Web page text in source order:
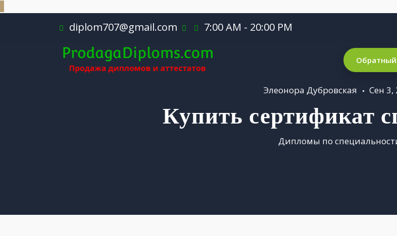
diplom707@gmail.com 7:00 AM - 20:00 PM
Элеонора Дубровская Сен 3,
Купить сертификат
Дипломы по